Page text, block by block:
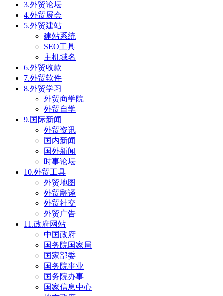
3.外贸论坛
4.外贸展会
5.外贸建站
建站系统
SEO工具
主机域名
6.外贸收款
7.外贸软件
8.外贸学习
外贸商学院
外贸自学
9.国际新闻
外贸资讯
国内新闻
国外新闻
时事论坛
10.外贸工具
外贸地图
外贸翻译
外贸社交
外贸广告
11.政府网站
中国政府
国务院国家局
国家部委
国务院事业
国务院办事
国家信息中心